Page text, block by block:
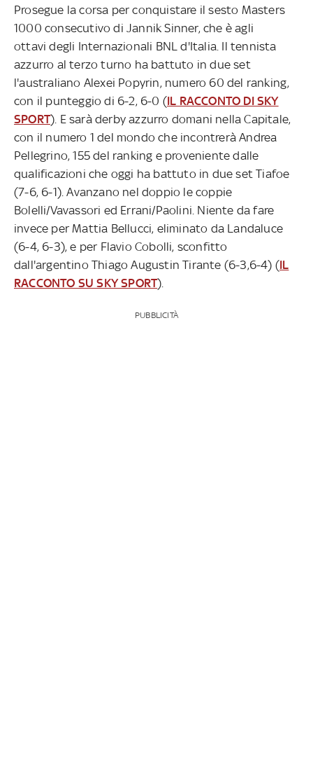
Prosegue la corsa per conquistare il sesto Masters
1000 consecutivo di Jannik Sinner, che è agli
ottavi degli Internazionali BNL d'Italia. Il tennista
azzurro al terzo turno ha battuto in due set
l'australiano Alexei Popyrin, numero 60 del ranking,
con il punteggio di 6-2, 6-0 (IL RACCONTO DI SKY
SPORT). E sarà derby azzurro domani nella Capitale,
con il numero 1 del mondo che incontrerà Andrea
Pellegrino, 155 del ranking e proveniente dalle
qualificazioni che oggi ha battuto in due set Tiafoe
(7-6, 6-1). Avanzano nel doppio le coppie
Bolelli/Vavassori ed Errani/Paolini. Niente da fare
invece per Mattia Bellucci, eliminato da Landaluce
(6-4, 6-3), e per Flavio Cobolli, sconfitto
dall'argentino Thiago Augustin Tirante (6-3,6-4) (IL
RACCONTO SU SKY SPORT).
PUBBLICITÀ